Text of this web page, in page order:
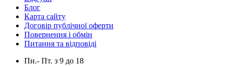
Блог
Карта сайту
Договір публічної оферти
Повернення і обмін
Питання та відповіді
Пн.- Пт. з 9 до 18